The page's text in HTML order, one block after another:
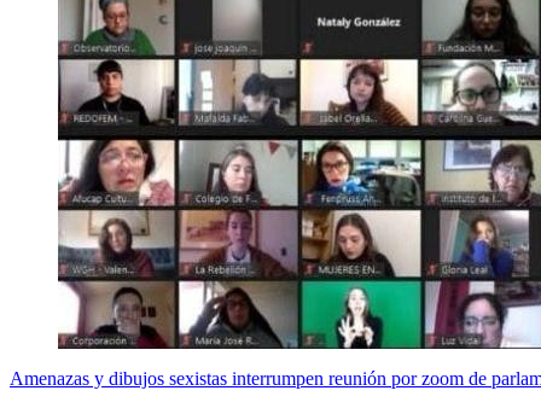
Amenazas y dibujos sexistas interrumpen reunión por zoom de